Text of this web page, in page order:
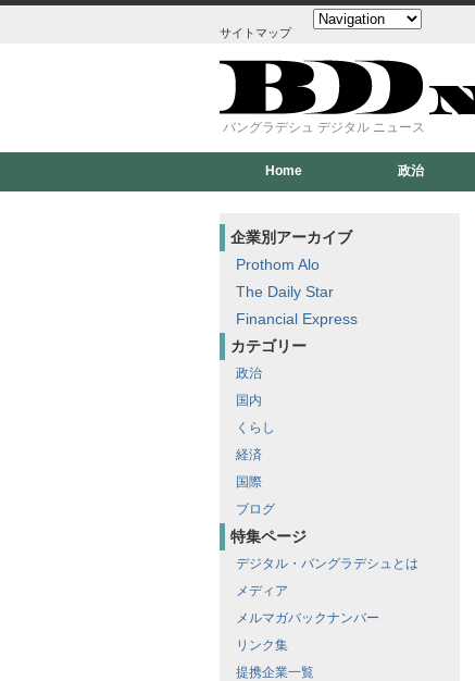
サイトマップ
バングラデシュ デジタル ニュース
Home 政治
企業別アーカイブ
Prothom Alo
The Daily Star
Financial Express
カテゴリー
政治
国内
くらし
経済
国際
ブログ
特集ページ
デジタル・バングラデシュとは
メディア
メルマガバックナンバー
リンク集
提携企業一覧